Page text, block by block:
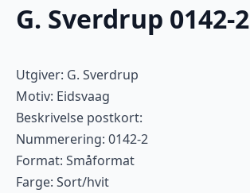
G. Sverdrup 0142-2
Utgiver: G. Sverdrup
Motiv: Eidsvaag
Beskrivelse postkort:
Nummerering: 0142-2
Format: Småformat
Farge: Sort/hvit